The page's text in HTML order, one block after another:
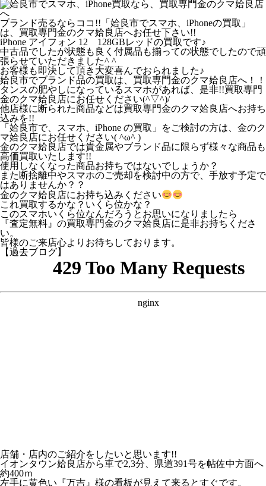
ブランド売るならココ!!「姶良市でスマホ、iPhoneの買取」
は、買取専門金のクマ姶良店へお任せ下さい!!
iPhone アイフォン 12 128GBレッドの買取です♪
中古品でしたが状態も良く付属品も揃っての状態でしたので頑
張らせていただきました^ ^
お客様も即決して頂き大変喜んでおられました♪
姶良市でブランド品の買取は、買取専門金のクマ姶良店へ！！
タンスの肥やしになっているスマホがあれば、是非!!買取専門
金のクマ姶良店にお任せください(^▽^)/
他店様に断られた商品などは買取専門金のクマ姶良店へお持ち
込みを!!
「姶良市で、スマホ、iPhone の買取」をご検討の方は、金のク
マ姶良店にお任せください( ^ω^ )
金のクマ姶良店では貴金属やブランド品に限らず様々な商品も
高価買取いたします!!
使用しなくなった商品お持ちではないでしょうか？
また断捨離中やスマホのご売却を検討中の方で、手放す予定で
はありませんか？？
金のクマ姶良店にお持ち込みください
これ買取するかな？いくら位かな？
このスマホいくら位なんだろうとお思いになりましたら
『査定無料』の買取専門金のクマ姶良店に是非お持ちくださ
い。
皆様のご来店心よりお待ちしております。
【過去ブログ】
店舗・店内のご紹介をしたいと思います!!
イオンタウン姶良店から車で2,3分、県道391号を帖佐中方面へ
約400ｍ
左手に黄色い『万吉』様の看板が見えて来るとすぐです。